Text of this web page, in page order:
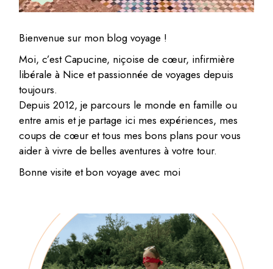
Bienvenue sur mon blog voyage !
Moi, c’est Capucine, niçoise de cœur, infirmière
libérale à Nice et passionnée de voyages depuis
toujours.
Depuis 2012, je parcours le monde en famille ou
entre amis et je partage ici mes expériences, mes
coups de cœur et tous mes bons plans pour vous
aider à vivre de belles aventures à votre tour.
Bonne visite et bon voyage avec moi